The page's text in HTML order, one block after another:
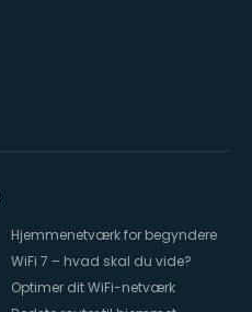
Hjemmenetværk for begyndere
WiFi 7 – hvad skal du vide?
Optimer dit WiFi-netværk